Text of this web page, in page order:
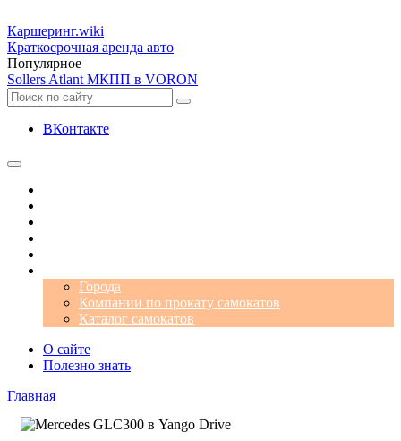
Каршеринг.wiki
Краткосрочная аренда авто
Популярное
Sollers Atlant МКПП в VORON
ВКонтакте
Города
Компании по прокату самокатов
Каталог самокатов
О сайте
Полезно знать
Главная